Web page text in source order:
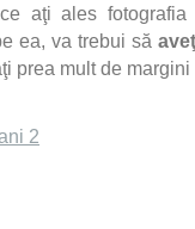
aţi ales
ea, va trebui să
prea mult de